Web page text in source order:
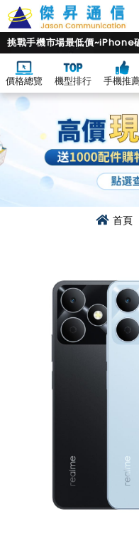
挑戰手機市場最低價~iPhone
價格總覽 機型排行 手機推
首頁